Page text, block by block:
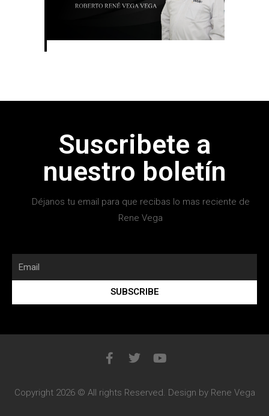
Suscribete a
nuestro boletín
Déjanos tu email para que recibas lo mas reciente de
Rene Vega
SUBSCRIBE
Copyright 2026 © All rights Reserved. Design by Rene Vega